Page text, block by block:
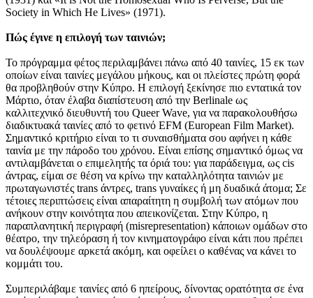
Society in Which He Lives» (1971).
Πώς έγινε η επιλογή των ταινιών;
Το πρόγραμμα φέτος περιλαμβάνει πάνω από 40 ταινίες, 15 εκ των
οποίων είναι ταινίες μεγάλου μήκους, και οι πλείστες πρώτη φορά
θα προβληθούν στην Κύπρο. Η επιλογή ξεκίνησε πιο εντατικά τον
Μάρτιο, όταν έλαβα διαπίστευση από την Berlinale ως
καλλιτεχνικό διευθυντή του Queer Wave, για να παρακολουθήσω
διαδικτυακά ταινίες από το φετινό EFM (European Film Market).
Σημαντικό κριτήριο είναι το τι συναισθήματα σου αφήνει η κάθε
ταινία με την πάροδο του χρόνου. Είναι επίσης σημαντικό όμως να
αντιλαμβάνεται ο επιμελητής τα όριά του: για παράδειγμα, ως cis
άντρας, είμαι σε θέση να κρίνω την καταλληλότητα ταινιών με
πρωταγωνιστές trans άντρες, trans γυναίκες ή μη δυαδικά άτομα; Σε
τέτοιες περιπτώσεις είναι απαραίτητη η συμβολή των ατόμων που
ανήκουν στην κοινότητα που απεικονίζεται. Στην Κύπρο, η
παραπλανητική περιγραφή (misrepresentation) κάποιων ομάδων στο
θέατρο, την τηλεόραση ή τον κινηματογράφο είναι κάτι που πρέπει
να δουλέψουμε αρκετά ακόμη, και οφείλει ο καθένας να κάνει το
κομμάτι του.
Συμπεριλάβαμε ταινίες από 6 ηπείρους, δίνοντας ορατότητα σε ένα